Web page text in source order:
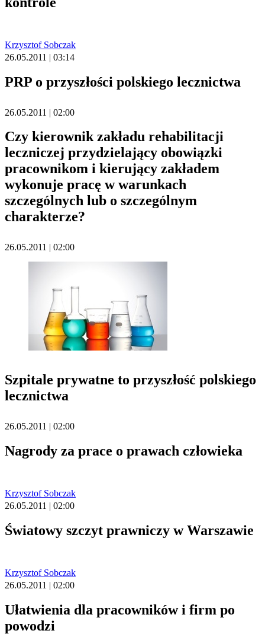
Krzysztof Sobczak
26.05.2011 | 03:14
PRP o przyszłości polskiego lecznictwa
26.05.2011 | 02:00
Czy kierownik zakładu rehabilitacji
leczniczej przydzielający obowiązki
pracownikom i kierujący zakładem
wykonuje pracę w warunkach
szczególnych lub o szczególnym
charakterze?
26.05.2011 | 02:00
Szpitale prywatne to przyszłość polskiego
lecznictwa
26.05.2011 | 02:00
Nagrody za prace o prawach człowieka
Krzysztof Sobczak
26.05.2011 | 02:00
Światowy szczyt prawniczy w Warszawie
Krzysztof Sobczak
26.05.2011 | 02:00
Ułatwienia dla pracowników i firm po
powodzi